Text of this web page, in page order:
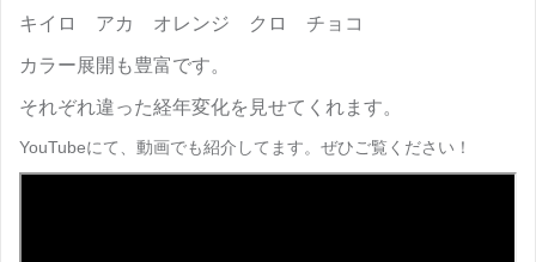
キイロ アカ オレンジ クロ チョコ
カラー展開も豊富です。
それぞれ違った経年変化を見せてくれます。
YouTubeにて、動画でも紹介してます。ぜひご覧ください！